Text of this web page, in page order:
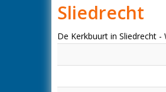
Sliedrecht
De Kerkbuurt in Sliedrecht